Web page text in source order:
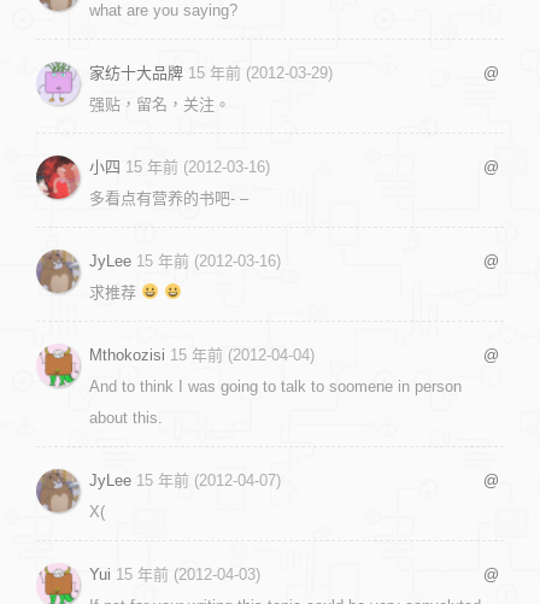
what are you saying?
家纺十大品牌 15 年前 (2012-03-29)
@
强贴，留名，关注。
小四 15 年前 (2012-03-16)
@
多看点有营养的书吧- –
JyLee 15 年前 (2012-03-16)
@
求推荐
Mthokozisi 15 年前 (2012-04-04)
@
And to think I was going to talk to soomene in person
about this.
JyLee 15 年前 (2012-04-07)
@
X(
Yui 15 年前 (2012-04-03)
@